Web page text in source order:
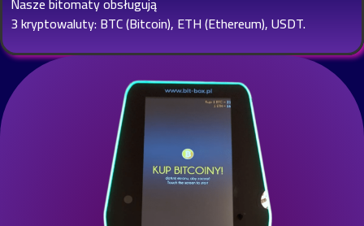
3 kryptowaluty: BTC (Bitcoin), ETH (Ethereum), USDT.